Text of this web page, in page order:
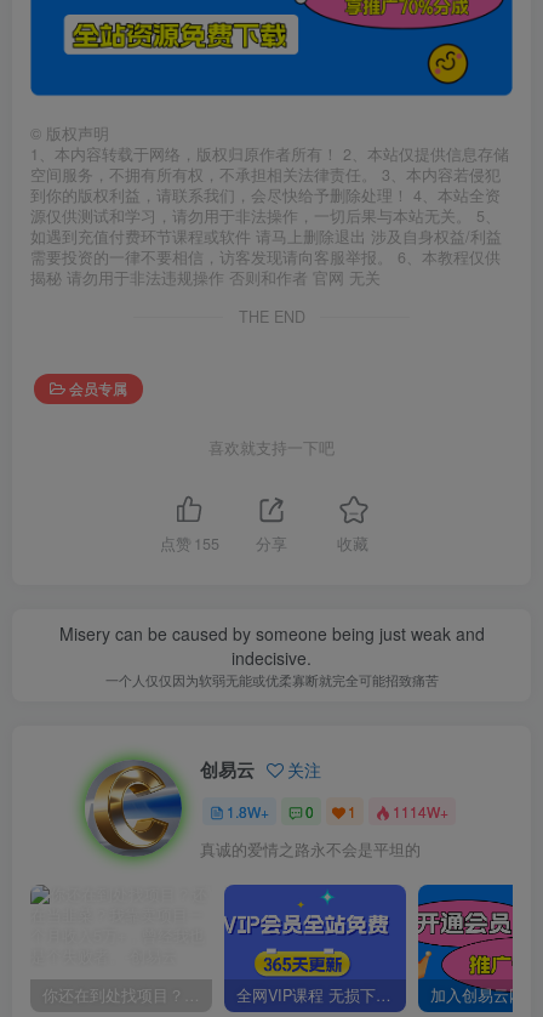
© 版权声明
1、本内容转载于网络，版权归原作者所有！ 2、本站仅提供信息存储
空间服务，不拥有所有权，不承担相关法律责任。 3、本内容若侵犯
到你的版权利益，请联系我们，会尽快给予删除处理！ 4、本站全资
源仅供测试和学习，请勿用于非法操作，一切后果与本站无关。 5、
如遇到充值付费环节课程或软件 请马上删除退出 涉及自身权益/利益
需要投资的一律不要相信，访客发现请向客服举报。 6、本教程仅供
揭秘 请勿用于非法违规操作 否则和作者 官网 无关
THE END
会员专属
喜欢就支持一下吧
点赞 155 分享 收藏
Misery can be caused by someone being just weak and
indecisive.
一个人仅仅因为软弱无能或优柔寡断就完全可能招致痛苦
创易云 关注
1.8W+ 0 1 1114W+
真诚的爱情之路永不会是平坦的
你还在到处找项目？还在当韭菜？我靠卖项目一个月收入5万+，曾经我也是个失败者。 全网VIP课程 无损下载~